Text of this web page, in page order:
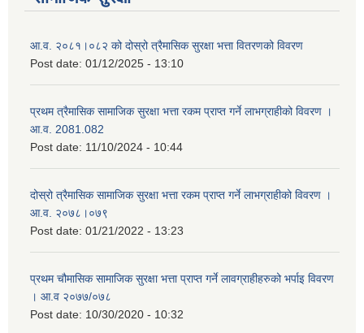
आ.व. २०८१।०८२ को दोस्रो त्रैमासिक सुरक्षा भत्ता वितरणको विवरण
Post date: 01/12/2025 - 13:10
प्रथम त्रैमासिक सामाजिक सुरक्षा भत्ता रकम प्राप्त गर्ने लाभग्राहीको विवरण ।
आ.व. 2081.082
Post date: 11/10/2024 - 10:44
दोस्रो त्रैमासिक सामाजिक सुरक्षा भत्ता रकम प्राप्त गर्ने लाभग्राहीको विवरण ।
आ.व. २०७८।०७९
Post date: 01/21/2022 - 13:23
प्रथम चौमासिक सामाजिक सुरक्षा भत्ता प्राप्त गर्ने लावग्राहीहरुको भर्पाइ विवरण
। आ.व २०७७/०७८
Post date: 10/30/2020 - 10:32